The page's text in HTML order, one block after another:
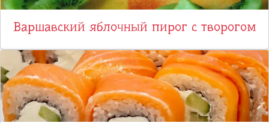
Варшавский яблочный пирог с творогом